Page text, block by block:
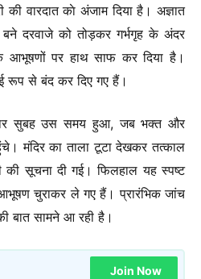
की वारदात काे अंजाम दिया है। अज्ञात
दरवाजे को तोड़कर गर्भगृह के अंदर
आभूषणों पर हाथ साफ कर दिया है।
रूप से बंद कर दिए गए हैं।
सुबह उस समय हुआ, जब भक्त और
मंदिर का ताला टूटा देखकर तत्काल
की सूचना दी गई। फिलहाल यह स्पष्ट
चुराकर ले गए हैं। प्रारंभिक जांच
बात सामने आ रही है।
Join Now